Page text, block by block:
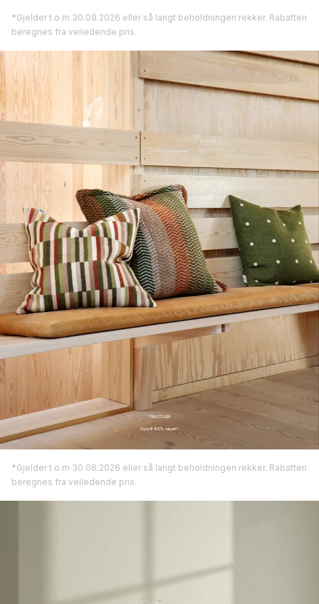
*Gjelder t.o.m 30.08.2026 eller så langt beholdningen rekker. Rabatten
beregnes fra veiledende pris.
TEKSTILER
Opptil 40% rabatt*
*Gjelder t.o.m 30.08.2026 eller så langt beholdningen rekker. Rabatten
beregnes fra veiledende pris.